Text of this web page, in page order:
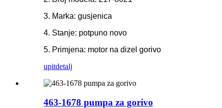
3. Marka: gusjenica
4. Stanje: potpuno novo
5. Primjena: motor na dizel gorivo
upitdetalj
463-1678 pumpa za gorivo